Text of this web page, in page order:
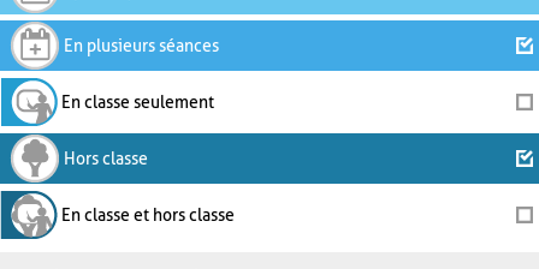
En plusieurs séances
En classe seulement
Hors classe
En classe et hors classe